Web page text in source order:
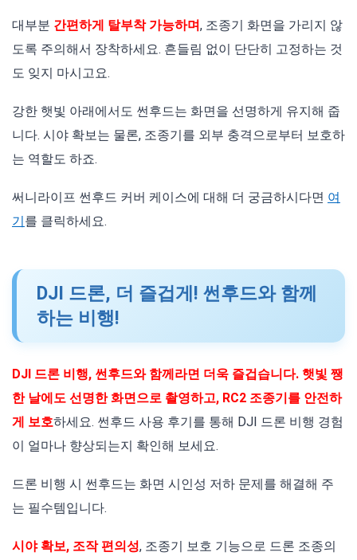
대부분 간편하게 탈부착 가능하며, 조종기 화면을 가리지 않
도록 주의해서 장착하세요. 흔들림 없이 단단히 고정하는 것
도 잊지 마시고요.
강한 햇빛 아래에서도 썬후드는 화면을 선명하게 유지해 줍
니다. 시야 확보는 물론, 조종기를 외부 충격으로부터 보호하
는 역할도 하죠.
써니라이프 썬후드 커버 케이스에 대해 더 궁금하시다면 여
기를 클릭하세요.
DJI 드론, 더 즐겁게! 썬후드와 함께
하는 비행!
DJI 드론 비행, 썬후드와 함께라면 더욱 즐겁습니다. 햇빛 쨍
한 날에도 선명한 화면으로 촬영하고, RC2 조종기를 안전하
게 보호하세요. 썬후드 사용 후기를 통해 DJI 드론 비행 경험
이 얼마나 향상되는지 확인해 보세요.
드론 비행 시 썬후드는 화면 시인성 저하 문제를 해결해 주
는 필수템입니다.
시야 확보, 조작 편의성, 조종기 보호 기능으로 드론 조종의